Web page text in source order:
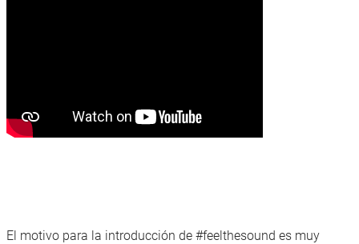
El motivo para la introducción de #feelthesound es muy